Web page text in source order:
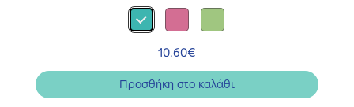
10.60€
Προσθήκη στο καλάθι